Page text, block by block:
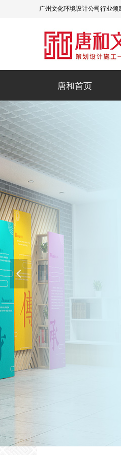
广州文化环境设计公司行业
唐和首页
党
文化美
TH智慧
◆广州美
◆“唐和帮”
◆
100+人
◆
13道品
넳